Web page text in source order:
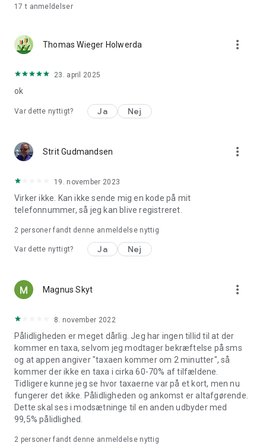
17 t anmeldelser
Thomas Wieger Holwerda more_vert
23. april 2025
ok
Var dette nyttigt? Ja Nej
Strit Gudmandsen more_vert
19. november 2023
Virker ikke. Kan ikke sende mig en kode på mit
telefonnummer, så jeg kan blive registreret.
2 personer fandt denne anmeldelse nyttig
Var dette nyttigt? Ja Nej
Magnus Skyt more_vert
8. november 2022
Pålidligheden er meget dårlig. Jeg har ingen tillid til at der
kommer en taxa, selvom jeg modtager bekræftelse på sms
og at appen angiver "taxaen kommer om 2 minutter", så
kommer der ikke en taxa i cirka 60-70% af tilfældene.
Tidligere kunne jeg se hvor taxaerne var på et kort, men nu
fungerer det ikke. Pålidligheden og ankomst er altafgørende.
Dette skal ses i modsætninge til en anden udbyder med
99,5% pålidlighed.
2 personer fandt denne anmeldelse nyttig